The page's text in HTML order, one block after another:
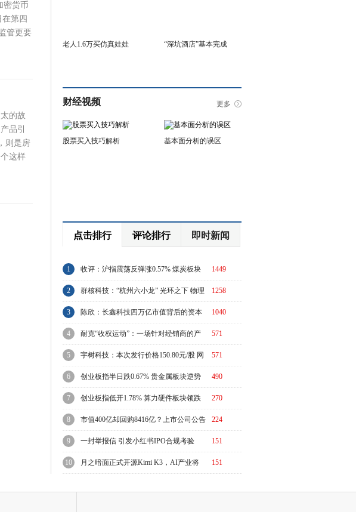
密货币
第四
管更要
的故
品引
则是房
这样
老人1.6万买仿真娃娃 “深坑酒店”基本完成
财经视频 更多
股票买入技巧解析 基本面分析的误区
点击排行 评论排行 即时新闻
1449
1 收评：沪指震荡反弹涨0.57% 煤炭板块
集体走强 1258
2 群核科技：“杭州六小龙” 光环之下 物理
AI故事有水分吗？ 1040
3 陈欣：长鑫科技四万亿市值背后的资本
与周期 571
4 耐克“收权运动”：一场针对经销商的产
业链价值重估 571
5 宇树科技：本次发行价格150.80元/股 网
上申购日为8月10日 490
6 创业板指半日跌0.67% 贵金属板块逆势
走强 270
7 创业板指低开1.78% 算力硬件板块领跌
224
8 市值400亿却回购8416亿？上市公司公告
上演"万倍乌龙" 151
9 一封举报信 引发小红书IPO合规考验
151
10 月之暗面正式开源Kimi K3，AI产业将